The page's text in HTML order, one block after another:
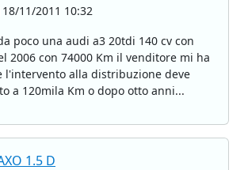
11/2011 10:32
poco una audi a3 20tdi 140 cv con
2006 con 74000 Km il venditore mi ha
l'intervento alla distribuzione deve
a 120mila Km o dopo otto anni...
1.5 D